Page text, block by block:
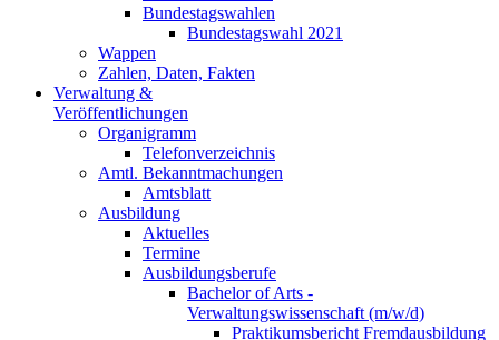
Bundestagswahlen
Bundestagswahl 2021
Wappen
Zahlen, Daten, Fakten
Verwaltung &
Veröffentlichungen
Organigramm
Telefonverzeichnis
Amtl. Bekanntmachungen
Amtsblatt
Ausbildung
Aktuelles
Termine
Ausbildungsberufe
Bachelor of Arts -
Verwaltungswissenschaft (m/w/d)
Praktikumsbericht Fremdausbildung